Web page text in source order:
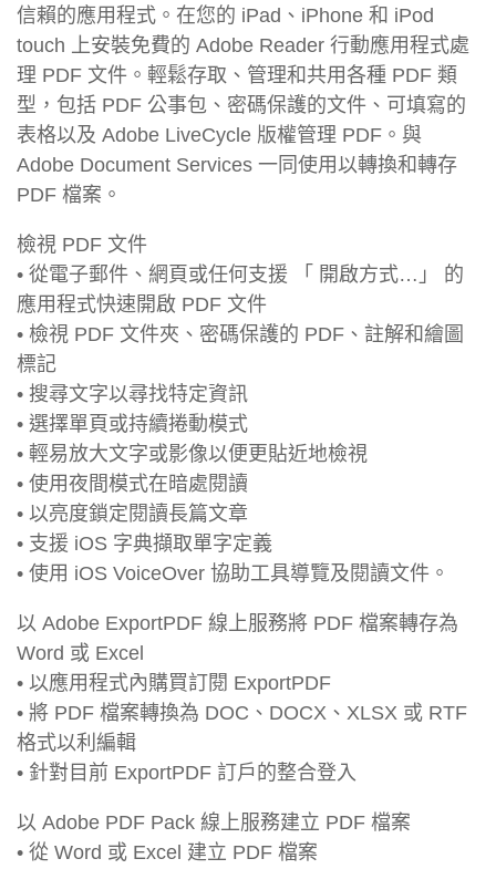
信賴的應用程式。在您的 iPad、iPhone 和 iPod
touch 上安裝免費的 Adobe Reader 行動應用程式處
理 PDF 文件。輕鬆存取、管理和共用各種 PDF 類
型，包括 PDF 公事包、密碼保護的文件、可填寫的
表格以及 Adobe LiveCycle 版權管理 PDF。與
Adobe Document Services 一同使用以轉換和轉存
PDF 檔案。
檢視 PDF 文件
• 從電子郵件、網頁或任何支援 「 開啟方式…」 的
應用程式快速開啟 PDF 文件
• 檢視 PDF 文件夾、密碼保護的 PDF、註解和繪圖
標記
• 搜尋文字以尋找特定資訊
• 選擇單頁或持續捲動模式
• 輕易放大文字或影像以便更貼近地檢視
• 使用夜間模式在暗處閱讀
• 以亮度鎖定閱讀長篇文章
• 支援 iOS 字典擷取單字定義
• 使用 iOS VoiceOver 協助工具導覽及閱讀文件。
以 Adobe ExportPDF 線上服務將 PDF 檔案轉存為
Word 或 Excel
• 以應用程式內購買訂閱 ExportPDF
• 將 PDF 檔案轉換為 DOC、DOCX、XLSX 或 RTF
格式以利編輯
• 針對目前 ExportPDF 訂戶的整合登入
以 Adobe PDF Pack 線上服務建立 PDF 檔案
• 從 Word 或 Excel 建立 PDF 檔案